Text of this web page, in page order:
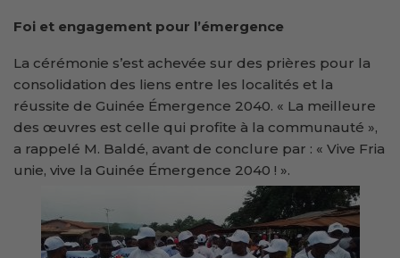
Foi et engagement pour l’émergence
La cérémonie s’est achevée sur des prières pour la
consolidation des liens entre les localités et la
réussite de Guinée Émergence 2040. « La meilleure
des œuvres est celle qui profite à la communauté »,
a rappelé M. Baldé, avant de conclure par : « Vive Fria
unie, vive la Guinée Émergence 2040 ! ».